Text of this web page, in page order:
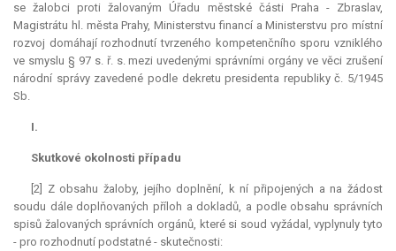
se žalobci proti žalovaným Úřadu městské části Praha - Zbraslav,
Magistrátu hl. města Prahy, Ministerstvu financí a Ministerstvu pro místní
rozvoj domáhají rozhodnutí tvrzeného kompetenčního sporu vzniklého
ve smyslu § 97 s. ř. s. mezi uvedenými správními orgány ve věci zrušení
národní správy zavedené podle dekretu presidenta republiky č. 5/1945
Sb.
I.
Skutkové okolnosti případu
[2] Z obsahu žaloby, jejího doplnění, k ní připojených a na žádost
soudu dále doplňovaných příloh a dokladů, a podle obsahu správních
spisů žalovaných správních orgánů, které si soud vyžádal, vyplynuly tyto
- pro rozhodnutí podstatné - skutečnosti: